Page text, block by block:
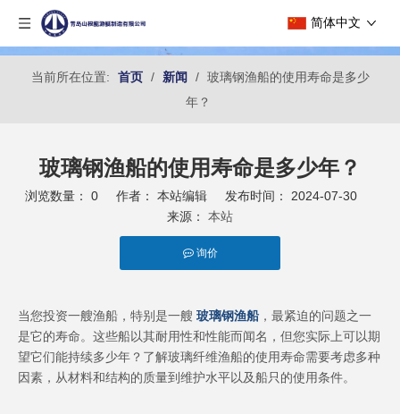
简体中文
当前所在位置: 首页 / 新闻 / 玻璃钢渔船的使用寿命是多少
年？
玻璃钢渔船的使用寿命是多少年？
浏览数量： 0 作者： 本站编辑 发布时间： 2024-07-30
来源： 本站
询价
当您投资一艘渔船，特别是一艘 玻璃钢渔船，最紧迫的问题之一
是它的寿命。这些船以其耐用性和性能而闻名，但您实际上可以期
望它们能持续多少年？了解玻璃纤维渔船的使用寿命需要考虑多种
因素，从材料和结构的质量到维护水平以及船只的使用条件。